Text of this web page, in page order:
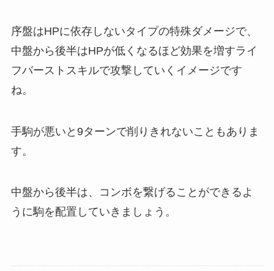
序盤はHPに依存しないタイプの特殊ダメージで、
中盤から後半はHPが低くなるほど効果を増すライ
フバーストスキルで攻撃していくイメージです
ね。
手駒が悪いと9ターンで削りきれないこともありま
す。
中盤から後半は、コンボを繋げることができるよ
うに駒を配置していきましょう。